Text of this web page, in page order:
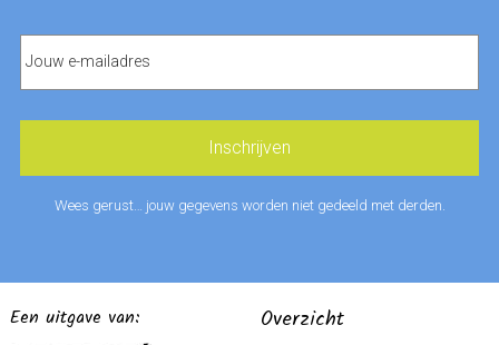
Wees gerust… jouw gegevens worden niet gedeeld met derden.
Een uitgave van: Overzicht